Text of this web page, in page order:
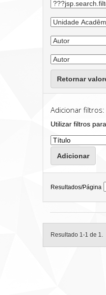
Retornar
Adicionar filtros:
Utilizar filtros
Resultados/Página
Resultado 1-1 de 1.